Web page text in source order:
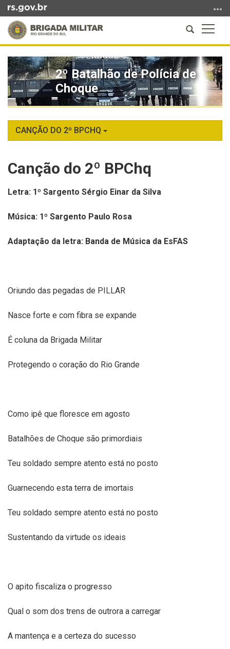
para
conteúdo
para
menu
busca
a
Abrir
a
busca
do
conteúdo
2º Batalhão de Polícia de
Choque
CANÇÃO DO 2º BPCHQ
Canção do 2º BPChq
Letra: 1º Sargento Sérgio Einar da Silva
Música: 1º Sargento Paulo Rosa
Adaptação da letra: Banda de Música da EsFAS
Oriundo das pegadas de PILLAR
Nasce forte e com fibra se expande
É coluna da Brigada Militar
Protegendo o coração do Rio Grande
Como ipê que floresce em agosto
Batalhões de Choque são primordiais
Teu soldado sempre atento está no posto
Guarnecendo esta terra de imortais
Teu soldado sempre atento está no posto
Sustentando da virtude os ideais
O apito fiscaliza o progresso
Qual o som dos trens de outrora a carregar
A mantença e a certeza do sucesso